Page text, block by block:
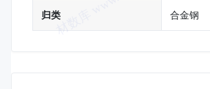
归类 合金钢